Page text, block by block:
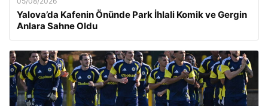
Yalova’da Kafenin Önünde Park İhlali Komik ve Gergin
Anlara Sahne Oldu